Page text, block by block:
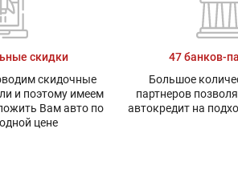
скидки
скидочные
и поэтому имеем
Вам авто по
цене
47 банков-
Большое
партнеров
автокредит на